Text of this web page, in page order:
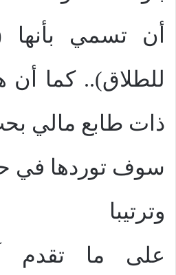
أن تسمي بأنها
للطلاق).. كما أن
ذات طابع مالي
سوف توردها في
وترتيبا
على ما تقدم